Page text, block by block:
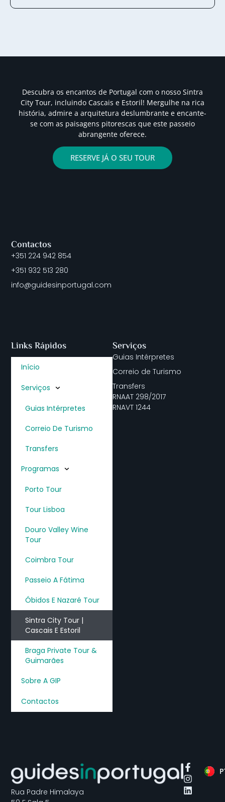
Descubra os encantos de Portugal com o nosso Sintra
City Tour, incluindo Cascais e Estoril! Mergulhe na rica
história, admire a arquitetura deslumbrante e encante-
se com as paisagens pitorescas que este passeio
abrangente oferece.
RESERVE JÁ O SEU TOUR
Rua Padre Himalaya
Serviços
Guias Intérpretes
Correio de Turismo
Transfers
RNAAT 298/2017
RNAVT 1244
Links Rápidos
Início
Serviços
Guias Intérpretes
Correio De Turismo
Transfers
Programas
Porto Tour
Tour Lisboa
Douro Valley Wine
Tour
Coimbra Tour
Passeio A Fátima
Óbidos E Nazaré Tour
Sintra City Tour |
Cascais E Estoril
Braga Private Tour &
Guimarães
Sobre A GIP
Contactos
Contactos
+351 224 942 854
+351 932 513 280
info@guidesinportugal.com